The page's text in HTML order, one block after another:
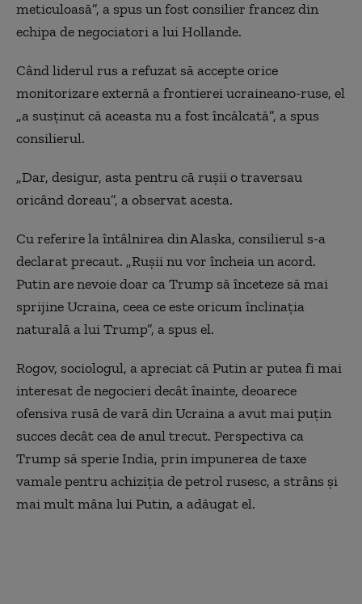
meticuloasă”, a spus un fost consilier francez din
echipa de negociatori a lui Hollande.
Când liderul rus a refuzat să accepte orice
monitorizare externă a frontierei ucraineano-ruse, el
„a susținut că aceasta nu a fost încălcată”, a spus
consilierul.
„Dar, desigur, asta pentru că rușii o traversau
oricând doreau”, a observat acesta.
Cu referire la întâlnirea din Alaska, consilierul s-a
declarat precaut. „Rușii nu vor încheia un acord.
Putin are nevoie doar ca Trump să înceteze să mai
sprijine Ucraina, ceea ce este oricum înclinația
naturală a lui Trump”, a spus el.
Rogov, sociologul, a apreciat că Putin ar putea fi mai
interesat de negocieri decât înainte, deoarece
ofensiva rusă de vară din Ucraina a avut mai puțin
succes decât cea de anul trecut. Perspectiva ca
Trump să sperie India, prin impunerea de taxe
vamale pentru achiziția de petrol rusesc, a strâns și
mai mult mâna lui Putin, a adăugat el.